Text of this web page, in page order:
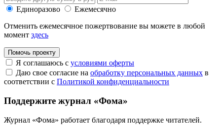
Единоразово
Ежемесячно
Отменить ежемесячное пожертвование вы можете в любой
момент здесь
Помочь проекту
Я соглашаюсь с условиями оферты
Даю свое согласие на обработку персональных данных в
соответствии с Политикой конфиденциальности
Поддержите журнал «Фома»
Журнал «Фома» работает благодаря поддержке читателей.